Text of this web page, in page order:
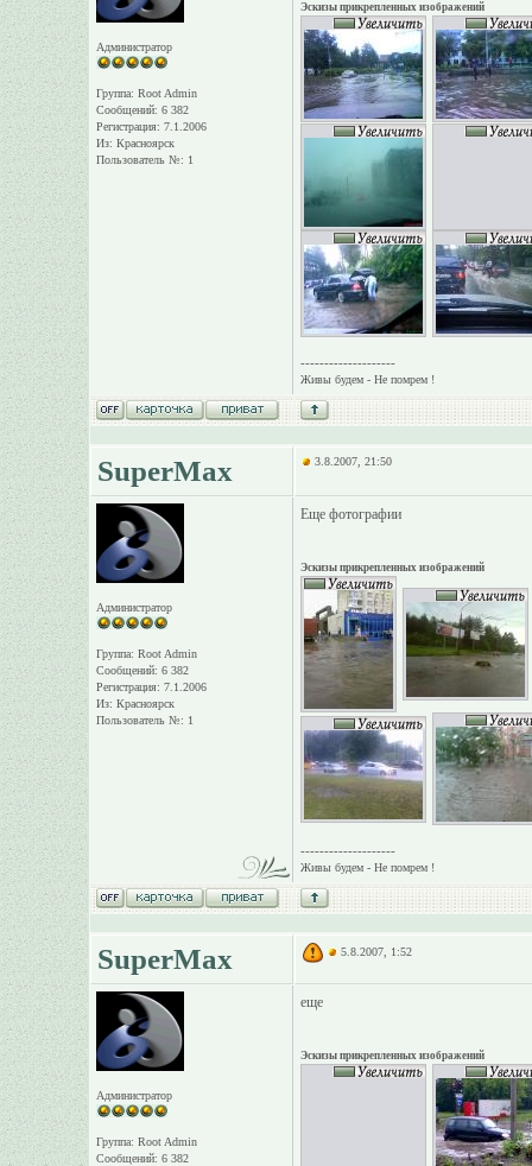
Администратор
Группа: Root Admin
Сообщений: 6 382
Регистрация: 7.1.2006
Из: Красноярск
Пользователь №: 1
Эскизы прикрепленных изображений
--------------------
Живы будем - Не помрем !
SuperMax 3.8.2007, 21:50
Администратор
Группа: Root Admin
Сообщений: 6 382
Регистрация: 7.1.2006
Из: Красноярск
Пользователь №: 1
Еще фотографии
Эскизы прикрепленных изображений
--------------------
Живы будем - Не помрем !
SuperMax 5.8.2007, 1:52
Администратор
Группа: Root Admin
Сообщений: 6 382
еще
Эскизы прикрепленных изображений